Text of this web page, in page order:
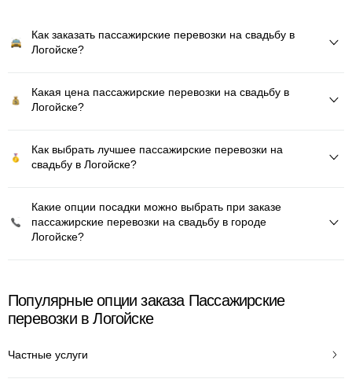
Как заказать пассажирские перевозки на свадьбу в
Логойске?
Какая цена пассажирские перевозки на свадьбу в
Логойске?
Как выбрать лучшее пассажирские перевозки на
свадьбу в Логойске?
Какие опции посадки можно выбрать при заказе
пассажирские перевозки на свадьбу в городе
Логойске?
Популярные опции заказа Пассажирские
перевозки в Логойске
Частные услуги